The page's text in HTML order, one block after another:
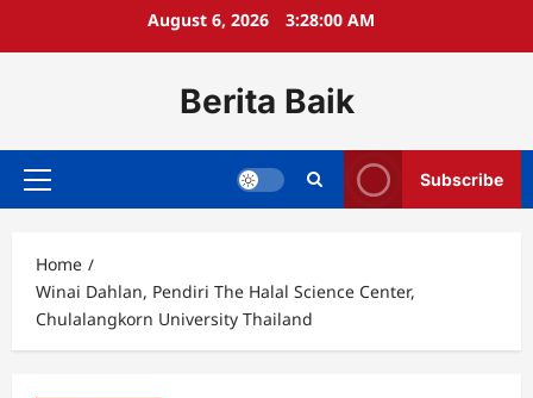
August 6, 2026 3:28:00 AM
Berita Baik
Primary
Subscribe
Home
Winai Dahlan, Pendiri The Halal Science Center,
Chulalangkorn University Thailand